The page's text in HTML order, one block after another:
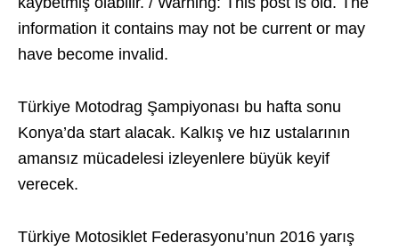
information it contains may not be current or may
have become invalid.
Türkiye Motodrag Şampiyonası bu hafta sonu
Konya’da start alacak. Kalkış ve hız ustalarının
amansız mücadelesi izleyenlere büyük keyif
verecek.
Türkiye Motosiklet Federasyonu’nun 2016 yarış